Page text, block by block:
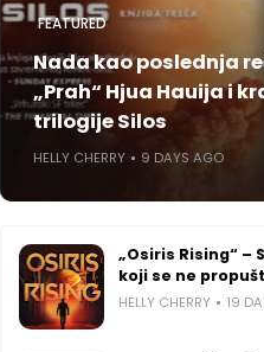
FEATURED
Nada kao poslednja
„Prah“ Hjua Hauija i
trilogije Silos
HELLY CHERRY 9 DAYS AGO
„Osiris Rising“ –
koji se ne
HELLY CHERRY 19